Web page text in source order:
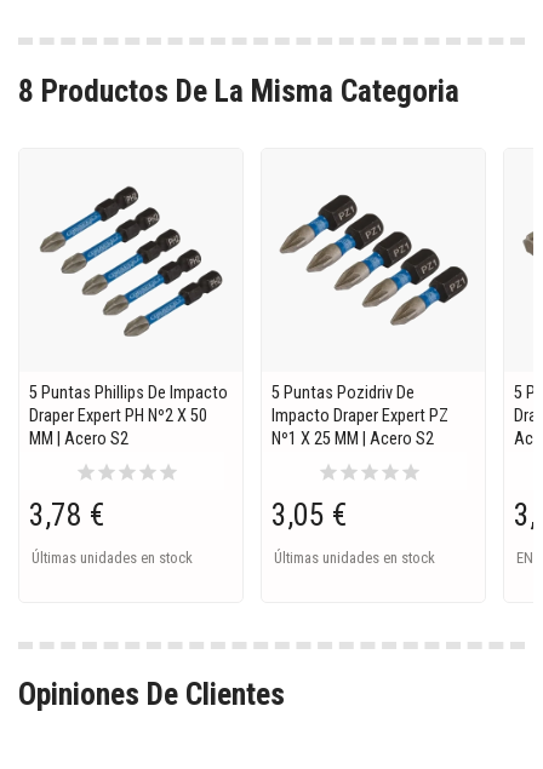
8 Productos De La Misma Categoria
5 Puntas Phillips De Impacto
Draper Expert PH Nº2 X 50
MM | Acero S2
starstarstarstarstar
3,78 €
Últimas unidades en stock
5 Puntas Pozidriv De
Impacto Draper Expert PZ
Nº1 X 25 MM | Acero S2
starstarstarstarstar
3,05 €
Últimas unidades en stock
5
EN
Opiniones De Clientes